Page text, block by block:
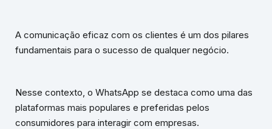
A comunicação eficaz com os clientes é um dos pilares
fundamentais para o sucesso de qualquer negócio.
Nesse contexto, o WhatsApp se destaca como uma das
plataformas mais populares e preferidas pelos
consumidores para interagir com empresas.